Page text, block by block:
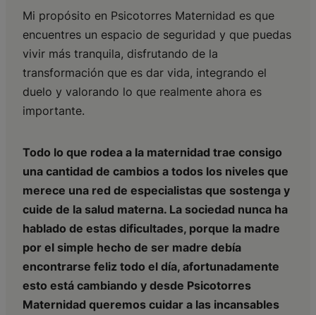
Mi propósito en Psicotorres Maternidad es que
encuentres un espacio de seguridad y que puedas
vivir más tranquila, disfrutando de la
transformación que es dar vida, integrando el
duelo y valorando lo que realmente ahora es
importante.
Todo lo que rodea a la maternidad trae consigo
una cantidad de cambios a todos los niveles que
merece una red de especialistas que sostenga y
cuide de la salud materna. La sociedad nunca ha
hablado de estas dificultades, porque la madre
por el simple hecho de ser madre debía
encontrarse feliz todo el día, afortunadamente
esto está cambiando y desde Psicotorres
Maternidad queremos cuidar a las incansables